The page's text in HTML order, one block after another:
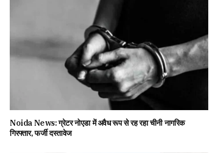
Noida News: ग्रेटर नोएडा में अवैध रूप से रह रहा चीनी नागरिक
गिरफ्तार, फर्जी दस्तावेज